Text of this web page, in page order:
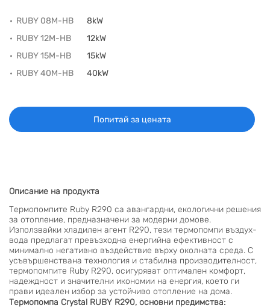
RUBY 08M-HB
8kW
RUBY 12M-HB
12kW
RUBY 15M-HB
15kW
RUBY 40M-HB
40kW
Попитай за цената
Описание на продукта
Термопомпите Ruby R290 са авангардни, екологични решения
за отопление, предназначени за модерни домове.
Използвайки хладилен агент R290, тези термопомпи въздух-
вода предлагат превъзходна енергийна ефективност с
минимално негативно въздействие върху околната среда. С
усъвършенствана технология и стабилна производителност,
термопомпите Ruby R290, осигуряват оптимален комфорт,
надеждност и значителни икономии на енергия, което ги
прави идеален избор за устойчиво отопление на дома.
Термопомпа Crystal RUBY R290, основни предимства: